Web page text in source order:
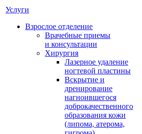
Услуги
Взрослое отделение
Врачебные приемы
и консультации
Хирургия
Лазерное удаление
ногтевой пластины
Вскрытие и
дренирование
нагноившегося
доброкачественного
образования кожи
(липома, атерома,